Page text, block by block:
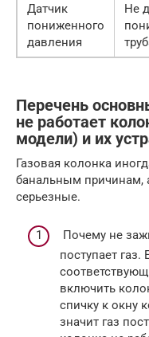
Датчик
пониженного
давления
Не
Перечень
не работает
модели) и их
Газовая колонка
банальным причинам,
серьезные.
Почему не
поступает
включить
спичку к окну
значит газ